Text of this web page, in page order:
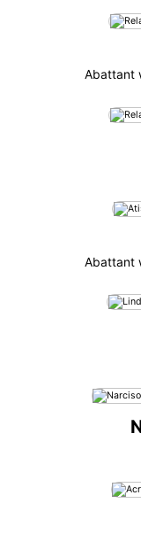
Abattant
Abattant